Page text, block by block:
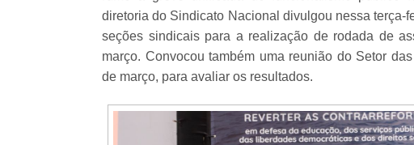
diretoria do Sindicato Nacional divulgou nessa terça-
seções sindicais para a realização de rodada de
março. Convocou também uma reunião do Setor
de março, para avaliar os resultados.